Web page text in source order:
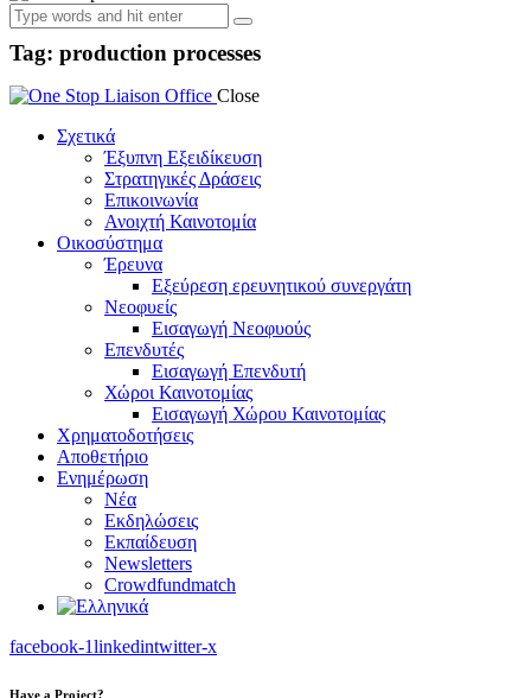
Tag: production processes
Close
Σχετικά
Έξυπνη Εξειδίκευση
Στρατηγικές Δράσεις
Επικοινωνία
Ανοιχτή Καινοτομία
Οικοσύστημα
Έρευνα
Εξεύρεση ερευνητικού συνεργάτη
Νεοφυείς
Εισαγωγή Νεοφυούς
Επενδυτές
Εισαγωγή Επενδυτή
Χώροι Καινοτομίας
Εισαγωγή Χώρου Καινοτομίας
Χρηματοδοτήσεις
Αποθετήριο
Ενημέρωση
Νέα
Εκδηλώσεις
Εκπαίδευση
Newsletters
Crowdfundmatch
facebook-1linkedintwitter-x
Have a Project?